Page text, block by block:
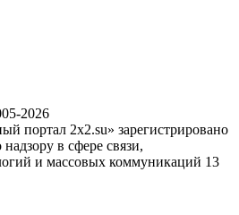
2026
портал 2x2.su» зарегистрировано
в сфере связи,
и массовых коммуникаций 13